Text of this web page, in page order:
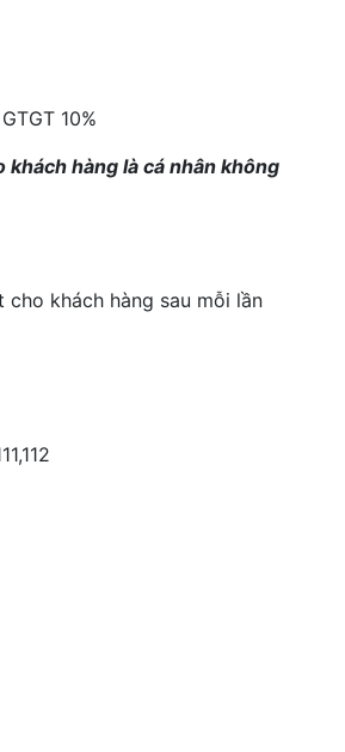
10%
hàng là cá nhân không
khách hàng sau mỗi lần